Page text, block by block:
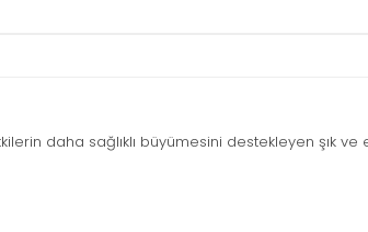
daha sağlıklı büyümesini destekleyen şık ve